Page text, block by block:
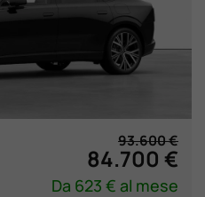
93.600 €
84.700 €
Da 623 € al mese